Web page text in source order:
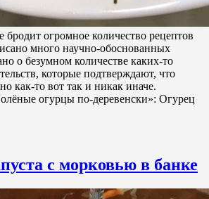
огромное количество рецептов
много научно-обоснованных
о безумном количестве каких-то
которые подтверждают, что
как-то вот так и никак иначе.
огурцы по-деревенски»: Огурец
с морковью в банке